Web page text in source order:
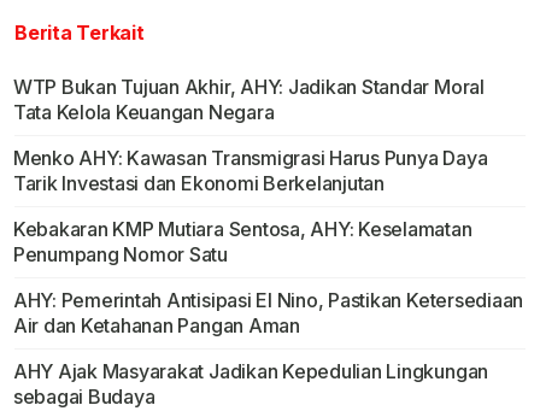
Berita Terkait
WTP Bukan Tujuan Akhir, AHY: Jadikan Standar Moral
Tata Kelola Keuangan Negara
Menko AHY: Kawasan Transmigrasi Harus Punya Daya
Tarik Investasi dan Ekonomi Berkelanjutan
Kebakaran KMP Mutiara Sentosa, AHY: Keselamatan
Penumpang Nomor Satu
AHY: Pemerintah Antisipasi El Nino, Pastikan Ketersediaan
Air dan Ketahanan Pangan Aman
AHY Ajak Masyarakat Jadikan Kepedulian Lingkungan
sebagai Budaya